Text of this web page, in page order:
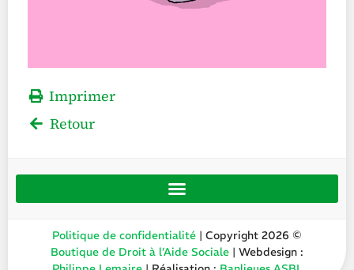
Imprimer
Retour
Politique de confidentialité | Copyright 2026 ©
Boutique de Droit à l’Aide Sociale | Webdesign :